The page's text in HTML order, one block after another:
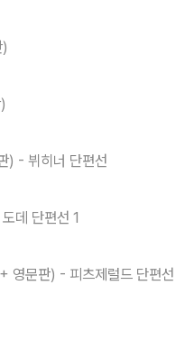
) - 뷔히너 단편선
데 단편선 1
영문판) - 피츠제럴드 단편선